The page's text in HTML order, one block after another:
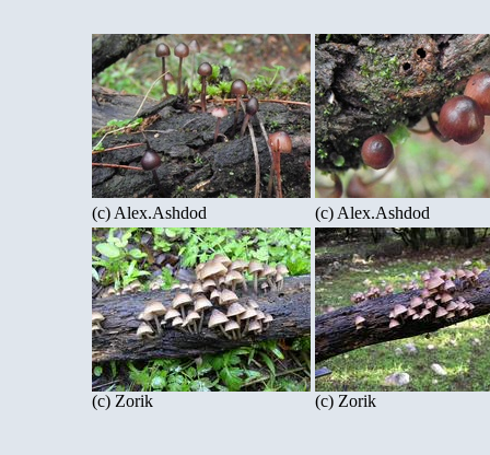
(c) Alex.Ashdod (c) Alex.Ashdod
(c) Zorik (c) Zorik